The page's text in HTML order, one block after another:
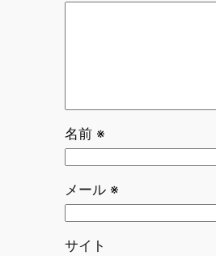
名前 ※
メール ※
サイト